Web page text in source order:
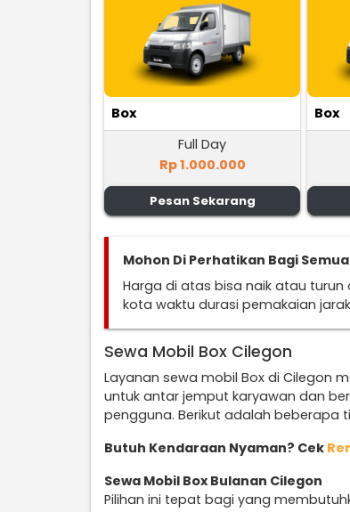
Box
Full Day
Rp 1.000.000
Pesan Sekarang
Box
Mohon Di Perhatikan Bagi
Harga di atas bisa naik atau
kota waktu durasi pemakaian
Sewa Mobil Box Cilegon
Layanan sewa mobil Box di Cilegon
untuk antar jemput karyawan dan
pengguna. Berikut adalah beberapa
Butuh Kendaraan Nyaman? Cek
Sewa Mobil Box Bulanan Cilegon
Pilihan ini tepat bagi yang